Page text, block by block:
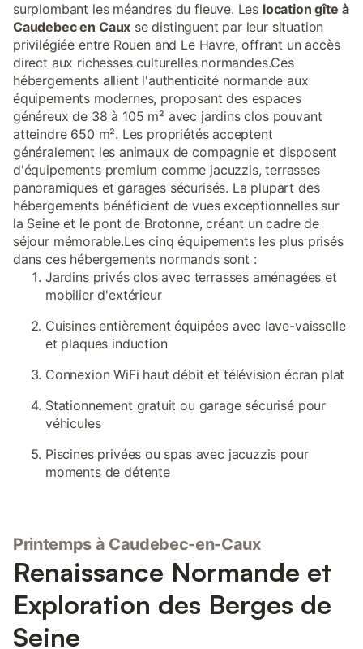
surplombant les méandres du fleuve. Les location gîte à
Caudebec en Caux se distinguent par leur situation
privilégiée entre Rouen and Le Havre, offrant un accès
direct aux richesses culturelles normandes.Ces
hébergements allient l'authenticité normande aux
équipements modernes, proposant des espaces
généreux de 38 à 105 m² avec jardins clos pouvant
atteindre 650 m². Les propriétés acceptent
généralement les animaux de compagnie et disposent
d'équipements premium comme jacuzzis, terrasses
panoramiques et garages sécurisés. La plupart des
hébergements bénéficient de vues exceptionnelles sur
la Seine et le pont de Brotonne, créant un cadre de
séjour mémorable.Les cinq équipements les plus prisés
dans ces hébergements normands sont :
Jardins privés clos avec terrasses aménagées et
mobilier d'extérieur
Cuisines entièrement équipées avec lave-vaisselle
et plaques induction
Connexion WiFi haut débit et télévision écran plat
Stationnement gratuit ou garage sécurisé pour
véhicules
Piscines privées ou spas avec jacuzzis pour
moments de détente
Printemps à Caudebec-en-Caux
Renaissance Normande et
Exploration des Berges de
Seine